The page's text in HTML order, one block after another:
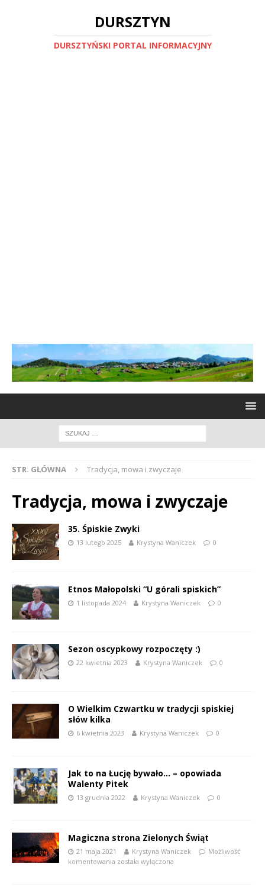
DURSZTYN
DURSZTYŃSKI PORTAL INFORMACYJNY
STR. GŁÓWNA Tradycja, mowa i zwyczaje
Tradycja, mowa i zwyczaje
35. Śpiskie Zwyki
13 lutego 2025 Krystyna Waniczek 0
Etnos Małopolski “U górali spiskich”
1 listopada 2024 Krystyna Waniczek 0
Sezon oscypkowy rozpoczęty :)
22 kwietnia 2023 Krystyna Waniczek 0
O Wielkim Czwartku w tradycji spiskiej
słów kilka
6 kwietnia 2023 Krystyna Waniczek 0
Jak to na Łucję bywało… – opowiada
Walenty Pitek
13 grudnia 2022 Krystyna Waniczek 0
Magiczna strona Zielonych Świąt
21 maja 2021 Krystyna Waniczek
Możliwość
komentowania została wyłączona